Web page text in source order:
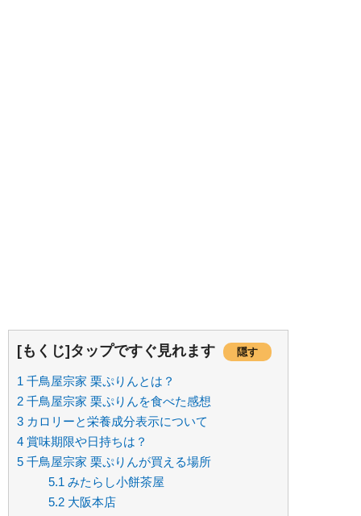
[もくじ]タップですぐ見れます 隠す
1 千鳥屋宗家 栗ぷりんとは？
2 千鳥屋宗家 栗ぷりんを食べた感想
3 カロリーと栄養成分表示について
4 賞味期限や日持ちは？
5 千鳥屋宗家 栗ぷりんが買える場所
5.1 みたらし小餅茶屋
5.2大阪本店